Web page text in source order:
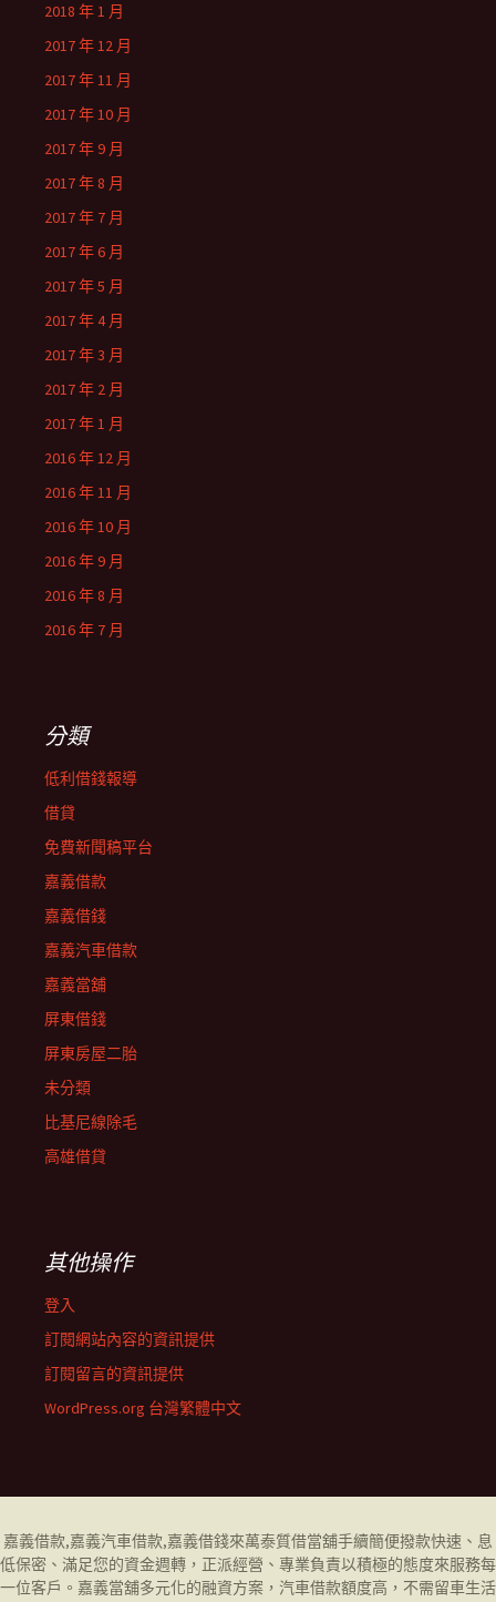
2018 年 1 月
2017 年 12 月
2017 年 11 月
2017 年 10 月
2017 年 9 月
2017 年 8 月
2017 年 7 月
2017 年 6 月
2017 年 5 月
2017 年 4 月
2017 年 3 月
2017 年 2 月
2017 年 1 月
2016 年 12 月
2016 年 11 月
2016 年 10 月
2016 年 9 月
2016 年 8 月
2016 年 7 月
分類
低利借錢報導
借貸
免費新聞稿平台
嘉義借款
嘉義借錢
嘉義汽車借款
嘉義當舖
屏東借錢
屏東房屋二胎
未分類
比基尼線除毛
高雄借貸
其他操作
登入
訂閱網站內容的資訊提供
訂閱留言的資訊提供
WordPress.org 台灣繁體中文
嘉義借款,嘉義汽車借款,嘉義借錢來萬泰質借當舖手續簡便撥款快速、息
低保密、滿足您的資金週轉，正派經營、專業負責以積極的態度來服務每
一位客戶。 嘉義當舖多元化的融資方案，汽車借款額度高，不需留車生活